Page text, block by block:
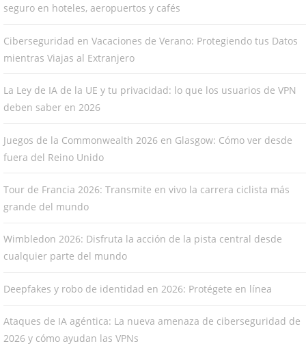
seguro en hoteles, aeropuertos y cafés
Ciberseguridad en Vacaciones de Verano: Protegiendo tus Datos
mientras Viajas al Extranjero
La Ley de IA de la UE y tu privacidad: lo que los usuarios de VPN
deben saber en 2026
Juegos de la Commonwealth 2026 en Glasgow: Cómo ver desde
fuera del Reino Unido
Tour de Francia 2026: Transmite en vivo la carrera ciclista más
grande del mundo
Wimbledon 2026: Disfruta la acción de la pista central desde
cualquier parte del mundo
Deepfakes y robo de identidad en 2026: Protégete en línea
Ataques de IA agéntica: La nueva amenaza de ciberseguridad de
2026 y cómo ayudan las VPNs